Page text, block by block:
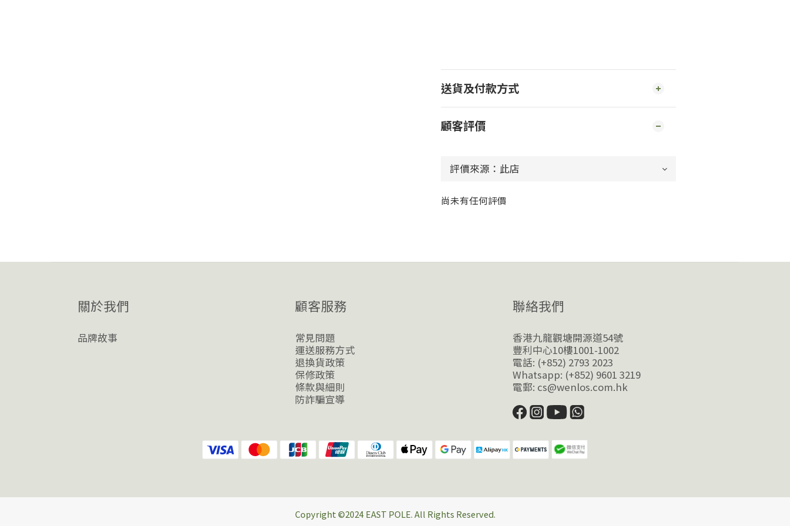
送貨及付款方式
顧客評價
尚未有任何評價
關於我們
品牌故事
顧客服務
常見問題
運送服務方式
退換貨政策
保修政策
條款與細則
防詐騙宣導
聯絡我們
香港九龍觀塘開源道54號
豐利中心10樓1001-1002
電話: (+852) 2793 2023
Whatsapp: (+852) 9601 3219
電郵: cs@wenlos.com.hk
Copyright ©2024 EAST POLE. All Rights Reserved.